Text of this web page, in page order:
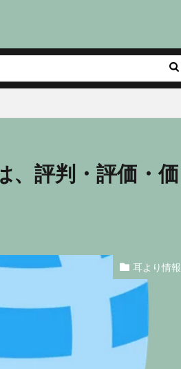
、評判・評価・価
耳より情報